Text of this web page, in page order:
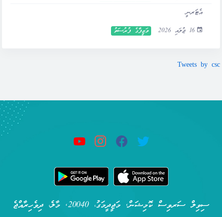
އެޓަރނީ
16 ޖުލައި 2026 ވަޒީފާގެ ފުރުސަތު
Tweets by csc
ސިވިލް ސަރވިސް ކޮމިޝަން, މަޖީދީމަގު، 20040, މާލެ، ދިވެހިރާއްޖެ